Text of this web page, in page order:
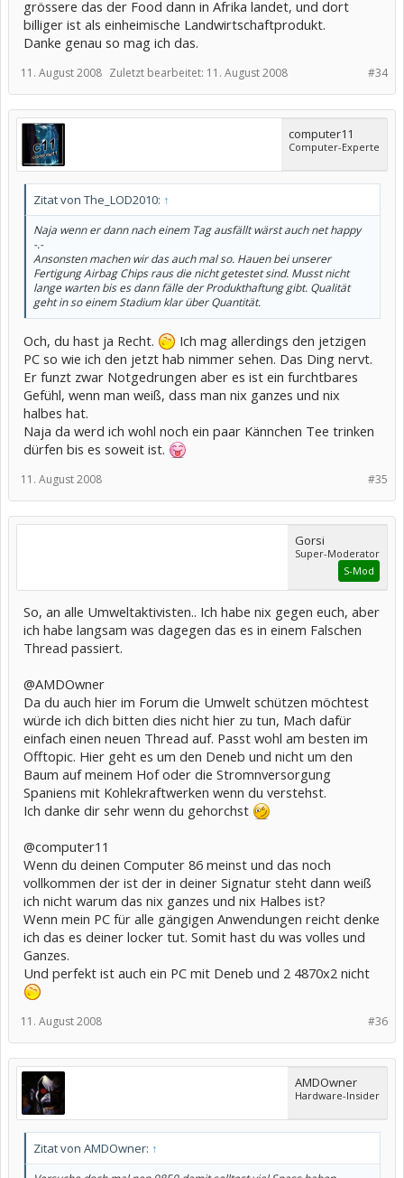
grössere das der Food dann in Afrika landet, und dort
billiger ist als einheimische Landwirtschaftprodukt.
Danke genau so mag ich das.
#34
11. August 2008 Zuletzt bearbeitet: 11. August 2008
computer11
Computer-Experte
Zitat von The_LOD2010: ↑
Naja wenn er dann nach einem Tag ausfällt wärst auch net happy
-.-
Ansonsten machen wir das auch mal so. Hauen bei unserer
Fertigung Airbag Chips raus die nicht getestet sind. Musst nicht
lange warten bis es dann fälle der Produkthaftung gibt. Qualität
geht in so einem Stadium klar über Quantität.
Och, du hast ja Recht.
Ich mag allerdings den jetzigen
PC so wie ich den jetzt hab nimmer sehen. Das Ding nervt.
Er funzt zwar Notgedrungen aber es ist ein furchtbares
Gefühl, wenn man weiß, dass man nix ganzes und nix
halbes hat.
Naja da werd ich wohl noch ein paar Kännchen Tee trinken
dürfen bis es soweit ist.
#35
11. August 2008
Gorsi
Super-Moderator
S-Mod
So, an alle Umweltaktivisten.. Ich habe nix gegen euch, aber
ich habe langsam was dagegen das es in einem Falschen
Thread passiert.
@AMDOwner
Da du auch hier im Forum die Umwelt schützen möchtest
würde ich dich bitten dies nicht hier zu tun, Mach dafür
einfach einen neuen Thread auf. Passt wohl am besten im
Offtopic. Hier geht es um den Deneb und nicht um den
Baum auf meinem Hof oder die Stromnversorgung
Spaniens mit Kohlekraftwerken wenn du verstehst.
Ich danke dir sehr wenn du gehorchst
@computer11
Wenn du deinen Computer 86 meinst und das noch
vollkommen der ist der in deiner Signatur steht dann weiß
ich nicht warum das nix ganzes und nix Halbes ist?
Wenn mein PC für alle gängigen Anwendungen reicht denke
ich das es deiner locker tut. Somit hast du was volles und
Ganzes.
Und perfekt ist auch ein PC mit Deneb und 2 4870x2 nicht
#36
11. August 2008
AMDOwner
Hardware-Insider
Zitat von AMDOwner: ↑